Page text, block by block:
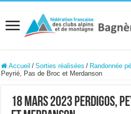
Accueil / Sorties réalisées / Randonnée
Peyrié, Pas de Broc et Merdanson
18 mars 2023 Perdigos,